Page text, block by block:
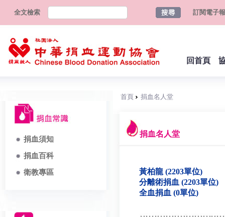
全文檢索 訂閱電子報
回首頁
捐血須知
捐血百科
衛教專區
首頁 捐血名人堂
捐血名人堂
黃柏龍 (2203單位)
分離術捐血 (2203單位)
全血捐血 (0單位)